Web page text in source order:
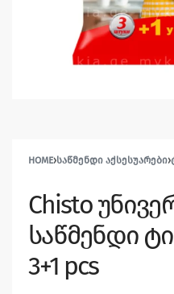
HOME›ᲡᲐᲬᲛᲔᲜᲓᲘ ᲐᲥᲡᲔᲡᲣᲐᲠᲔᲑᲘ›
Chisto
საწმენდი
3+1 pcs